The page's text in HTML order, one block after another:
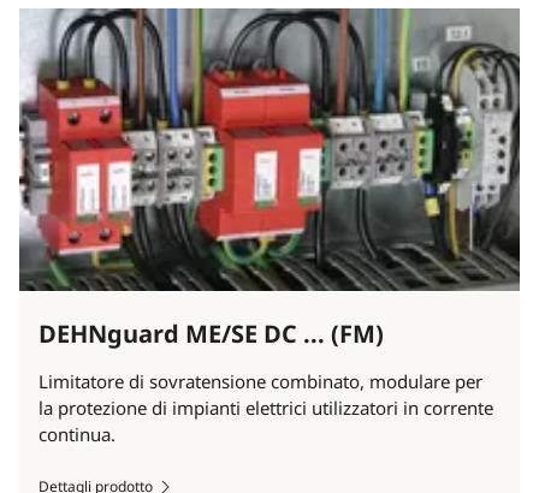
DEHNguard ME/SE DC ... (FM)
Limitatore di sovratensione combinato, modulare per
la protezione di impianti elettrici utilizzatori in corrente
continua.
Dettagli prodotto